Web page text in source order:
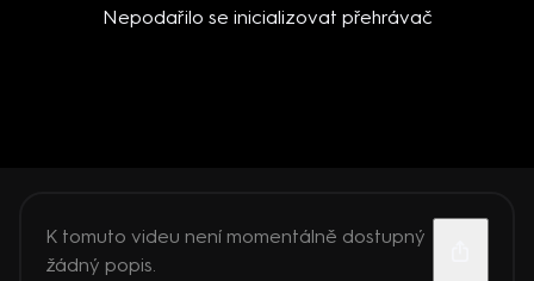
Nepodařilo se inicializovat přehrávač
K tomuto videu není momentálně dostupný
žádný popis.